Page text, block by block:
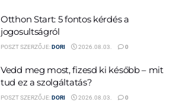
Otthon Start: 5 fontos kérdés a
jogosultságról
POSZT SZERZŐJE:DORI 2026.08.03. 0
Vedd meg most, fizesd ki később – mit
tud ez a szolgáltatás?
POSZT SZERZŐJE: DORI 2026.08.03. 0